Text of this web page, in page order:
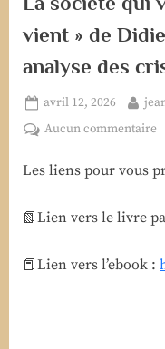
vient » de
analyse des
Posted
on
avril 12, 2026 By
Aucun commentaire
Les liens pour vous
📗Lien vers le livre
📕Lien vers l’ebook :